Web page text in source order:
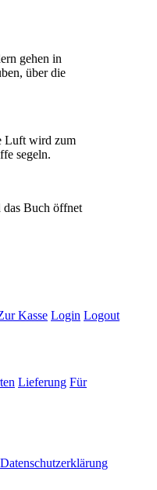
gehen in
über die
Luft wird zum
segeln.
Buch öffnet
Kasse Login Logout
Lieferung Für
Datenschutzerklärung